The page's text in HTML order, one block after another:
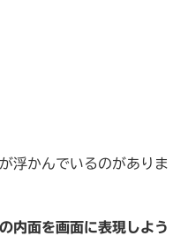
浮かんでいるのがありま
内面を画面に表現しよう